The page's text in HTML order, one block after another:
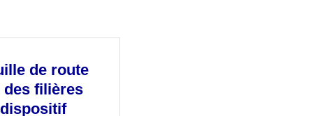
de route
des filières